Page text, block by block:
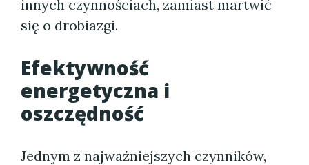
innych czynnościach, zamiast martwić
się o drobiazgi.
Efektywność
energetyczna i
oszczędność
Jednym z najważniejszych czynników,